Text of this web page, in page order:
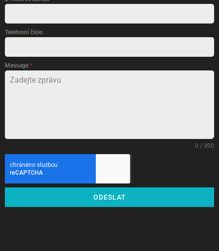
Telefonní číslo
Message *
0 / 300
ODESLAT